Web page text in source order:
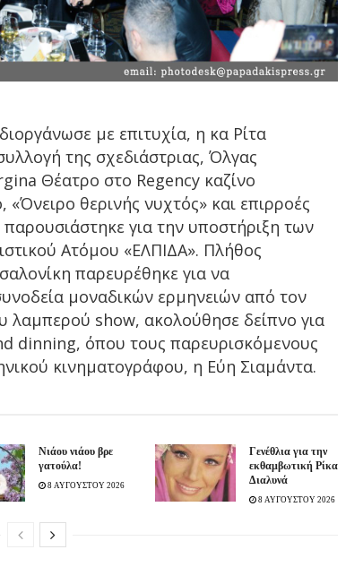
με επιτυχία, η κα Ρίτα
της σχεδιάστριας, Όλγας
Θέατρο στο Regency καζίνο
θερινής νυχτός» και επιρροές
για την υποστήριξη των
Ατόμου «ΕΛΠΙΔΑ». Πλήθος
παρευρέθηκε για να
μοναδικών ερμηνειών από τον
λαμπερού show, ακολούθησε δείπνο για
dinning, όπου τους παρευρισκόμενους
κινηματογράφου, η Εύη Σιαμάντα.
Νιάου νιάου βρε
γατούλα!
8 ΑΥΓΟΥΣΤΟΥ 2026
Γενέθλια για την
εκθαμβωτική Ρίκα
Διαλυνά
8 ΑΥΓΟΥΣΤΟΥ 2026